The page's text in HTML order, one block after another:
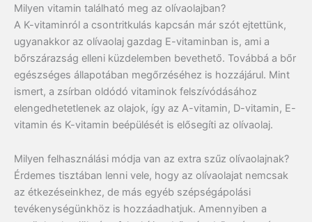
Milyen vitamin található meg az olívaolajban?
A K-vitaminról a csontritkulás kapcsán már szót ejtettünk,
ugyanakkor az olívaolaj gazdag E-vitaminban is, ami a
bőrszárazság elleni küzdelemben bevethető. Továbbá a bőr
egészséges állapotában megőrzéséhez is hozzájárul. Mint
ismert, a zsírban oldódó vitaminok felszívódásához
elengedhetetlenek az olajok, így az A-vitamin, D-vitamin, E-
vitamin és K-vitamin beépülését is elősegíti az olívaolaj.
Milyen felhasználási módja van az extra szűz olívaolajnak?
Érdemes tisztában lenni vele, hogy az olívaolajat nemcsak
az étkezéseinkhez, de más egyéb szépségápolási
tevékenységünkhöz is hozzáadhatjuk. Amennyiben a